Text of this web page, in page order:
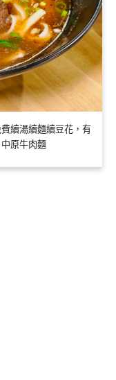
續湯續麵續豆花，有
原牛肉麵